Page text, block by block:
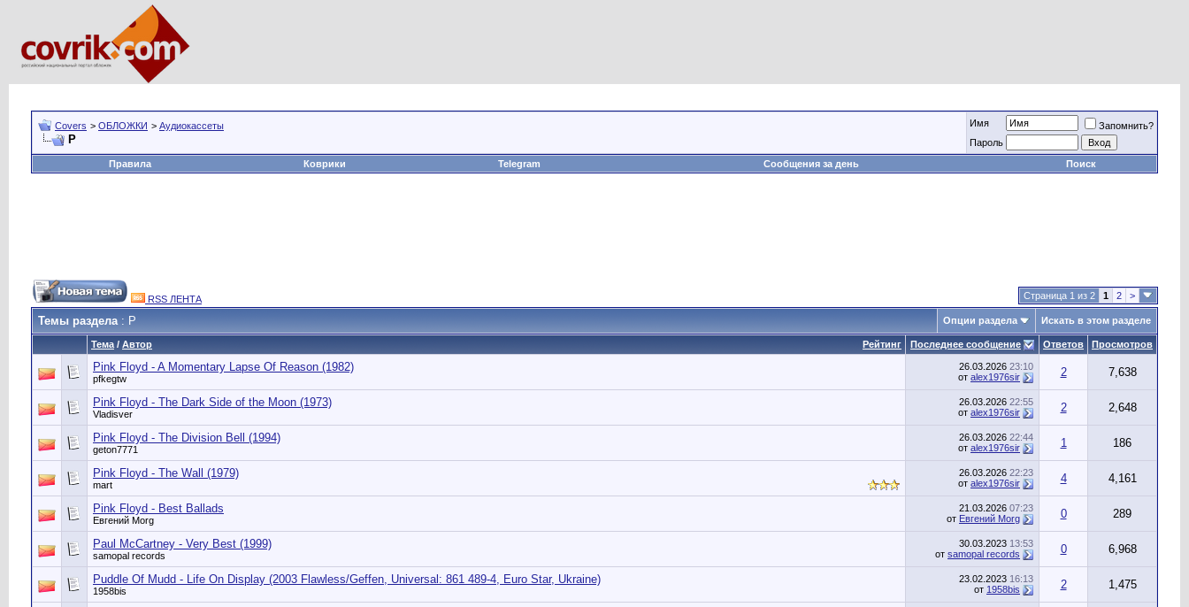
Covers > ОБЛОЖКИ > Аудиокассеты
P
Имя
Запомнить?
Пароль
Правила
Коврики Telegram Сообщения за день Поиск
RSS ЛЕНТА Страница 1 из 2 1 2 >
Темы раздела: P Опции раздела Искать в этом разделе
Рейтинг
Тема / Автор Последнее сообщение Ответов Просмотров
Pink Floyd - A Momentary Lapse Of Reason (1982)
pfkegtw
26.03.2026 23:10
от alex1976sir 2 7,638
Pink Floyd - The Dark Side of the Moon (1973)
Vladisver
26.03.2026 22:55
от alex1976sir 2 2,648
Pink Floyd - The Division Bell (1994)
geton7771
26.03.2026 22:44
от alex1976sir 1 186
Pink Floyd - The Wall (1979)
mart
26.03.2026 22:23
от alex1976sir 4 4,161
Pink Floyd - Best Ballads
Евгений Morg
21.03.2026 07:23
от Евгений Morg 0 289
Paul McCartney - Very Best (1999)
samopal records
30.03.2023 13:53
от samopal records 0 6,968
Puddle Of Mudd - Life On Display (2003 Flawless/Geffen, Universal: 861 489-4, Euro Star, Ukraine)
1958bis
23.02.2023 16:13
от 1958bis 2 1,475